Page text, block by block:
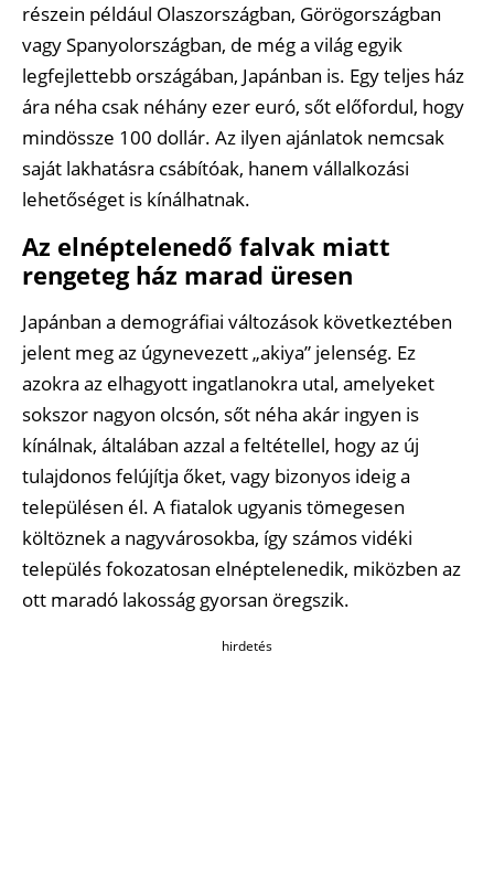
részein például Olaszországban, Görögországban
vagy Spanyolországban, de még a világ egyik
legfejlettebb országában, Japánban is. Egy teljes ház
ára néha csak néhány ezer euró, sőt előfordul, hogy
mindössze 100 dollár. Az ilyen ajánlatok nemcsak
saját lakhatásra csábítóak, hanem vállalkozási
lehetőséget is kínálhatnak.
Az elnéptelenedő falvak miatt
rengeteg ház marad üresen
Japánban a demográfiai változások következtében
jelent meg az úgynevezett „akiya” jelenség. Ez
azokra az elhagyott ingatlanokra utal, amelyeket
sokszor nagyon olcsón, sőt néha akár ingyen is
kínálnak, általában azzal a feltétellel, hogy az új
tulajdonos felújítja őket, vagy bizonyos ideig a
településen él. A fiatalok ugyanis tömegesen
költöznek a nagyvárosokba, így számos vidéki
település fokozatosan elnéptelenedik, miközben az
ott maradó lakosság gyorsan öregszik.
hirdetés